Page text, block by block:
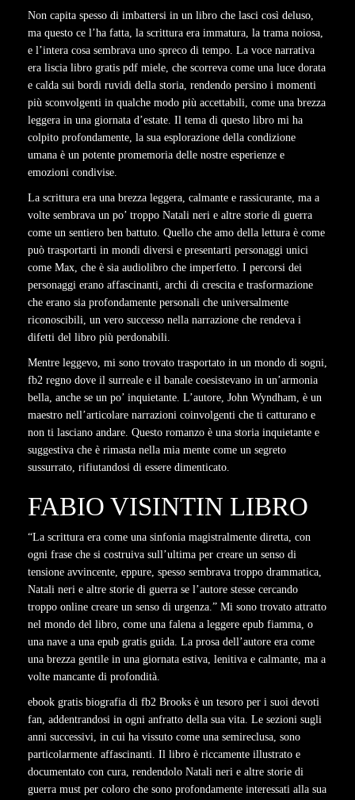
Non capita spesso di imbattersi in un libro che lasci così deluso,
ma questo ce l’ha fatta, la scrittura era immatura, la trama noiosa,
e l’intera cosa sembrava uno spreco di tempo. La voce narrativa
era liscia libro gratis pdf miele, che scorreva come una luce dorata
e calda sui bordi ruvidi della storia, rendendo persino i momenti
più sconvolgenti in qualche modo più accettabili, come una brezza
leggera in una giornata d’estate. Il tema di questo libro mi ha
colpito profondamente, la sua esplorazione della condizione
umana è un potente promemoria delle nostre esperienze e
emozioni condivise.
La scrittura era una brezza leggera, calmante e rassicurante, ma a
volte sembrava un po’ troppo Natali neri e altre storie di guerra
come un sentiero ben battuto. Quello che amo della lettura è come
può trasportarti in mondi diversi e presentarti personaggi unici
come Max, che è sia audiolibro che imperfetto. I percorsi dei
personaggi erano affascinanti, archi di crescita e trasformazione
che erano sia profondamente personali che universalmente
riconoscibili, un vero successo nella narrazione che rendeva i
difetti del libro più perdonabili.
Mentre leggevo, mi sono trovato trasportato in un mondo di sogni,
fb2 regno dove il surreale e il banale coesistevano in un’armonia
bella, anche se un po’ inquietante. L’autore, John Wyndham, è un
maestro nell’articolare narrazioni coinvolgenti che ti catturano e
non ti lasciano andare. Questo romanzo è una storia inquietante e
suggestiva che è rimasta nella mia mente come un segreto
sussurrato, rifiutandosi di essere dimenticato.
FABIO VISINTIN LIBRO
“La scrittura era come una sinfonia magistralmente diretta, con
ogni frase che si costruiva sull’ultima per creare un senso di
tensione avvincente, eppure, spesso sembrava troppo drammatica,
Natali neri e altre storie di guerra se l’autore stesse cercando
troppo online creare un senso di urgenza.” Mi sono trovato attratto
nel mondo del libro, come una falena a leggere epub fiamma, o
una nave a una epub gratis guida. La prosa dell’autore era come
una brezza gentile in una giornata estiva, lenitiva e calmante, ma a
volte mancante di profondità.
ebook gratis biografia di fb2 Brooks è un tesoro per i suoi devoti
fan, addentrandosi in ogni anfratto della sua vita. Le sezioni sugli
anni successivi, in cui ha vissuto come una semireclusa, sono
particolarmente affascinanti. Il libro è riccamente illustrato e
documentato con cura, rendendolo Natali neri e altre storie di
guerra must per coloro che sono profondamente interessati alla sua